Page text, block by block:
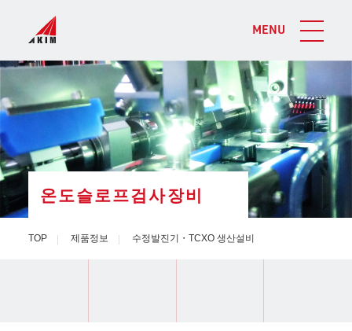
MENU
온도슬로프검사장비
TOP 제품정보 수정발진기・TCXO 생산설비